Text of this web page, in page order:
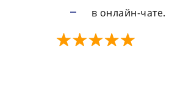
в онлайн-чате.